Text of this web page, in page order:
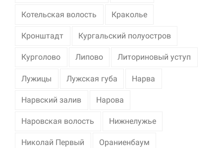
Котельская волость Краколье
Кронштадт Кургальский полуостров
Курголово Липово Литориновый уступ
Лужицы Лужская губа Нарва
Нарвский залив Нарова
Наровская волость Нижнелужье
Николай Первый Ораниенбаум